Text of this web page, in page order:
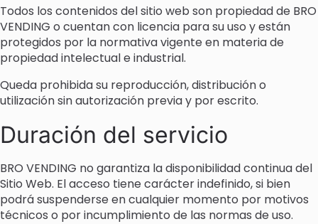
Todos los contenidos del sitio web son propiedad de BRO
VENDING o cuentan con licencia para su uso y están
protegidos por la normativa vigente en materia de
propiedad intelectual e industrial.
Queda prohibida su reproducción, distribución o
utilización sin autorización previa y por escrito.
Duración del servicio
BRO VENDING no garantiza la disponibilidad continua del
Sitio Web. El acceso tiene carácter indefinido, si bien
podrá suspenderse en cualquier momento por motivos
técnicos o por incumplimiento de las normas de uso.